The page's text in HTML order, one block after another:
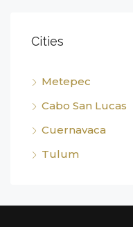
Cities
Metepec
Cabo San Lucas
Cuernavaca
Tulum